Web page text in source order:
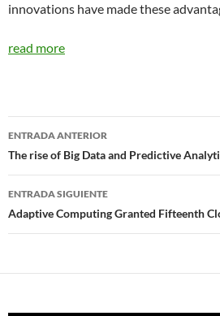
innovations have made these
read more
Navegador
de
entradas
ENTRADA ANTERIOR
The rise of Big Data and Predictive
ENTRADA SIGUIENTE
Adaptive Computing Granted Fifteenth